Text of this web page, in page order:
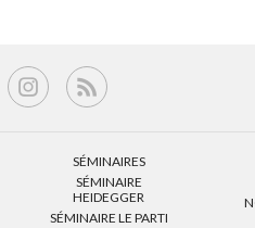
SÉMINAIRES
SÉMINAIRE
HEIDEGGER
SÉMINAIRE LE PARTI